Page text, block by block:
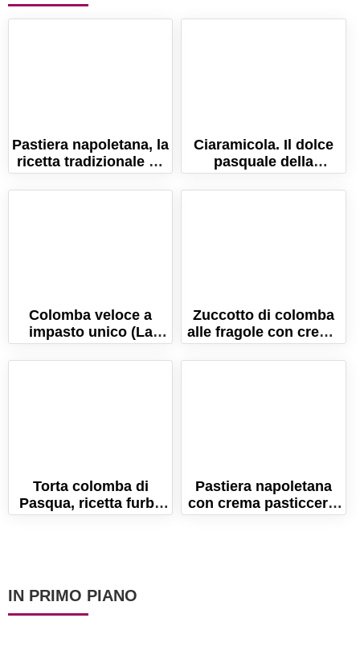
Pastiera napoletana, la
ricetta tradizionale e i
segreti per farla
perfetta!
Ciaramicola. Il dolce
pasquale della
provincia di Perugia!
Colomba veloce a
impasto unico (La
ricetta per un lievitato
sofficissimo!)
Zuccotto di colomba
alle fragole con crema
al mascarpone
Torta colomba di
Pasqua, ricetta furba
pronta in pochi minuti!
Pastiera napoletana
con crema pasticcera,
ricetta per una Pasqua
IN PRIMO PIANO